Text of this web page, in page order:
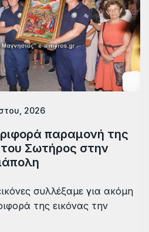
2026
παραμονή της
Σωτήρος στην
συλλέξαμε για ακόμη
της εικόνας την